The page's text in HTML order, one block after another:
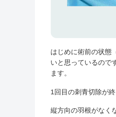
はじめに術前の状態
いと思っているので
ます。
1回目の刺青切除が
縦方向の羽根がなく